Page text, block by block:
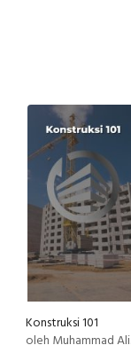
Konstruksi 101
oleh Muhammad Ali Akbar